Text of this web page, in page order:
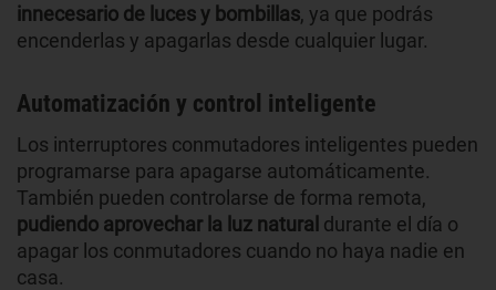
innecesario de luces y bombillas, ya que podrás
encenderlas y apagarlas desde cualquier lugar.
Automatización y control inteligente
Los interruptores conmutadores inteligentes pueden
programarse para apagarse automáticamente.
También pueden controlarse de forma remota,
pudiendo aprovechar la luz natural durante el día o
apagar los conmutadores cuando no haya nadie en
casa.